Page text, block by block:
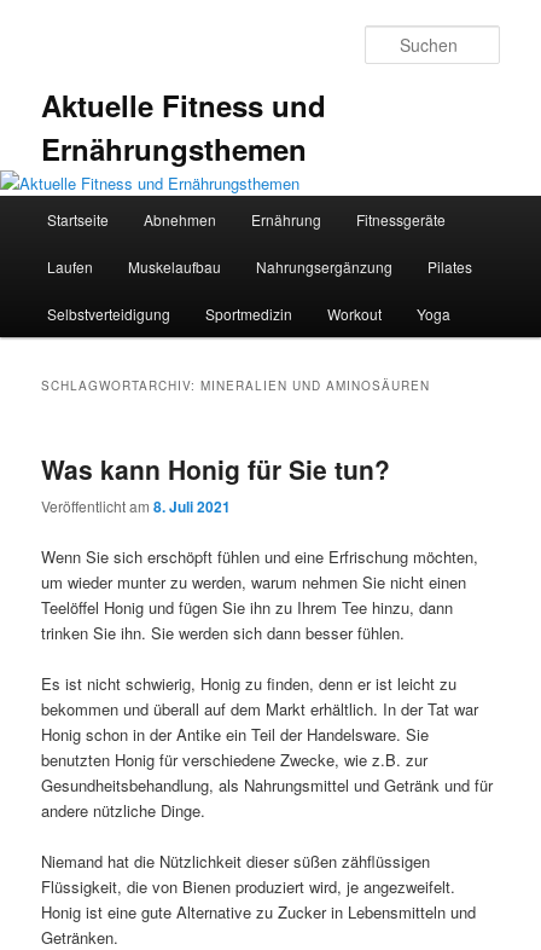
Aktuelle Fitness und
Ernährungsthemen
Startseite Abnehmen Ernährung Fitnessgeräte
Laufen Muskelaufbau Nahrungsergänzung Pilates
Selbstverteidigung Sportmedizin Workout Yoga
SCHLAGWORTARCHIV:MINERALIEN UND AMINOSÄUREN
Was kann Honig für Sie tun?
Veröffentlicht am8. Juli 2021
Wenn Sie sich erschöpft fühlen und eine Erfrischung möchten,
um wieder munter zu werden, warum nehmen Sie nicht einen
Teelöffel Honig und fügen Sie ihn zu Ihrem Tee hinzu, dann
trinken Sie ihn. Sie werden sich dann besser fühlen.
Es ist nicht schwierig, Honig zu finden, denn er ist leicht zu
bekommen und überall auf dem Markt erhältlich. In der Tat war
Honig schon in der Antike ein Teil der Handelsware. Sie
benutzten Honig für verschiedene Zwecke, wie z.B. zur
Gesundheitsbehandlung, als Nahrungsmittel und Getränk und für
andere nützliche Dinge.
Niemand hat die Nützlichkeit dieser süßen zähflüssigen
Flüssigkeit, die von Bienen produziert wird, je angezweifelt.
Honig ist eine gute Alternative zu Zucker in Lebensmitteln und
Getränken.